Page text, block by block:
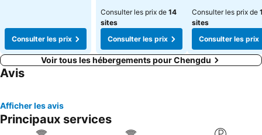
Consulter les prix
Consulter les prix de 14
sites
Consulter les prix
Consulter les prix de
sites
Consulter les prix
Voir tous les hébergements pour Chengdu
Avis
Afficher les avis
Principaux services